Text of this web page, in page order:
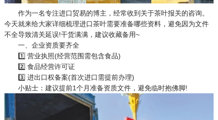
作为一名专注进口贸易的博主，经常收到关于茶叶报关的咨询。
今天就来给大家详细梳理进口茶叶需要准备哪些资料，避免因为文件
不全导致清关延误!干货满满，建议收藏备用~
一、企业资质要齐全
1️⃣ 营业执照(经营范围需包含食品)
2️⃣ 食品经营许可证
3️⃣ 进出口权备案(首次进口需提前办理)
小贴士：建议提前1个月准备资质文件，避免临时抱佛脚!